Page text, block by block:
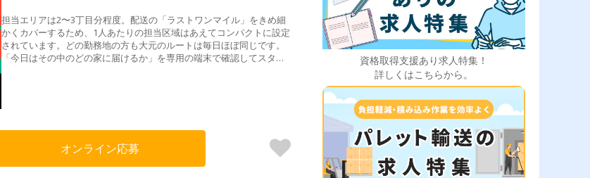
担当エリアは2〜3丁目分程度。配送の「ラストワンマイル」をきめ細
かくカバーするため、1人あたりの担当区域はあえてコンパクトに設定
されています。どの勤務地の方も大元のルートは毎日ほぼ同じです。
「今日はその中のどの家に届けるか」を専用の端末で確認してスター
トします。✅最新AIによるルートナビ伝票をスキャンすると、時間指
は専用端末で完結。終業時間には営業所に戻り、スムーズに退社する
仕組み化されていると思っています。ヤマト運輸の配送は専用端末上
でお互いの配送状況がリアルタイムで共有される仕組みになっていま
す。そのため、「あそこが今少し混み合っているな」「配送時間遅れ
オンライン応募
資格取得支援あり求人特集！
詳しくはこちらから。